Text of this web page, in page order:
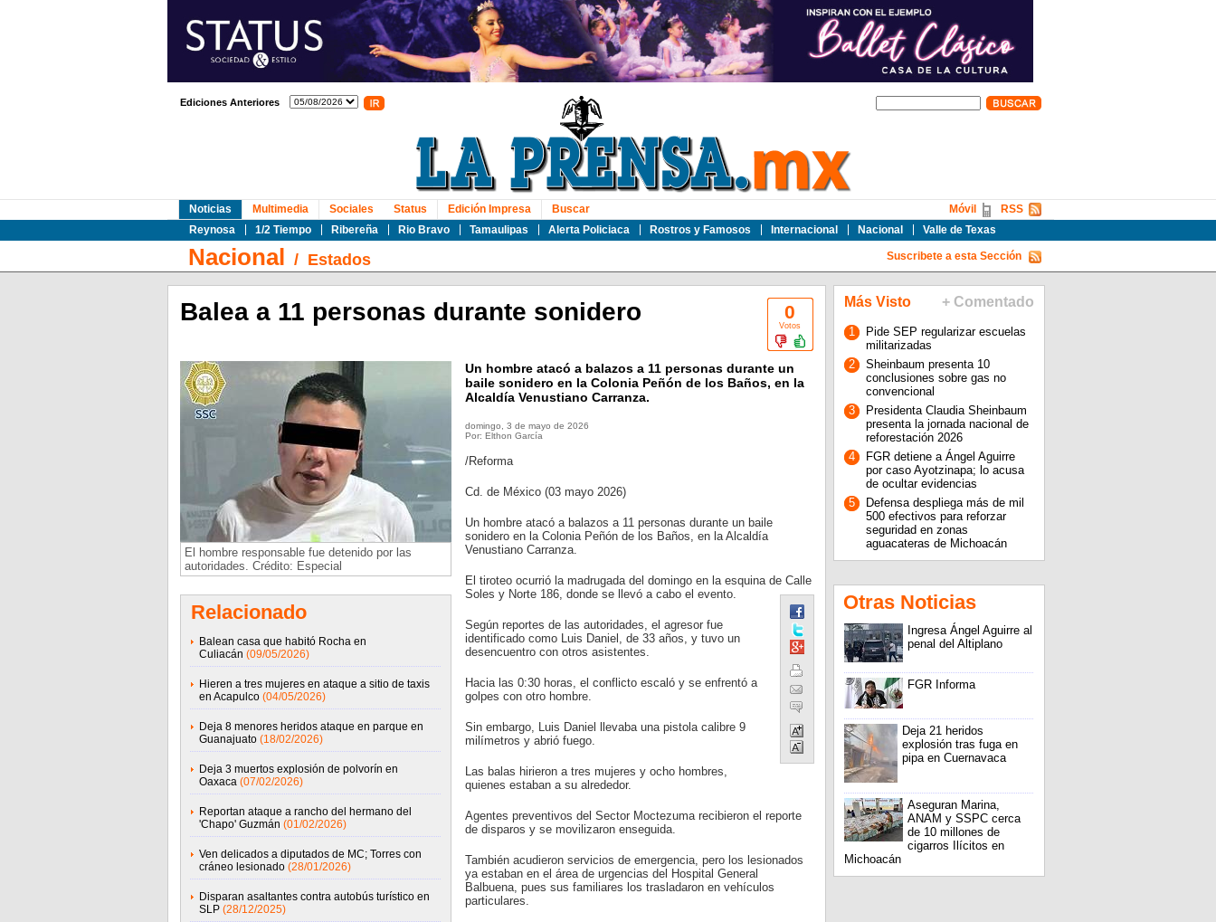
Ediciones Anteriores
Noticias
Reynosa
1/2 Tiempo Ribereña Rio Bravo Tamaulipas Alerta Policiaca Rostros y Famosos Internacional Nacional Valle de Texas
Multimedia Sociales Status Edición Impresa Buscar RSS
Móvil
Nacional / Estados Suscribete a esta Sección
0
Votos
Balea a 11 personas durante sonidero
El hombre responsable fue detenido por las
autoridades. Crédito: Especial
Relacionado
Balean casa que habitó Rocha en
Culiacán (09/05/2026)
Hieren a tres mujeres en ataque a sitio de taxis
en Acapulco (04/05/2026)
Deja 8 menores heridos ataque en parque en
Guanajuato (18/02/2026)
Deja 3 muertos explosión de polvorín en
Oaxaca (07/02/2026)
Reportan ataque a rancho del hermano del
'Chapo' Guzmán (01/02/2026)
Ven delicados a diputados de MC; Torres con
cráneo lesionado (28/01/2026)
Disparan asaltantes contra autobús turístico en
SLP (28/12/2025)
Un hombre atacó a balazos a 11 personas durante un
baile sonidero en la Colonia Peñón de los Baños, en la
Alcaldía Venustiano Carranza.
domingo, 3 de mayo de 2026
Por: Elthon García
/Reforma
Cd. de México (03 mayo 2026)
Un hombre atacó a balazos a 11 personas durante un baile
sonidero en la Colonia Peñón de los Baños, en la Alcaldía
Venustiano Carranza.
El tiroteo ocurrió la madrugada del domingo en la esquina de Calle
Soles y Norte 186, donde se llevó a cabo el evento.
Según reportes de las autoridades, el agresor fue
identificado como Luis Daniel, de 33 años, y tuvo un
desencuentro con otros asistentes.
Hacia las 0:30 horas, el conflicto escaló y se enfrentó a
golpes con otro hombre.
Sin embargo, Luis Daniel llevaba una pistola calibre 9
milímetros y abrió fuego.
Las balas hirieron a tres mujeres y ocho hombres,
quienes estaban a su alrededor.
Agentes preventivos del Sector Moctezuma recibieron el reporte
de disparos y se movilizaron enseguida.
También acudieron servicios de emergencia, pero los lesionados
ya estaban en el área de urgencias del Hospital General
Balbuena, pues sus familiares los trasladaron en vehículos
particulares.
Más Visto + Comentado
1
Pide SEP regularizar escuelas
militarizadas
2
Sheinbaum presenta 10
conclusiones sobre gas no
convencional
3
Presidenta Claudia Sheinbaum
presenta la jornada nacional de
reforestación 2026
4
FGR detiene a Ángel Aguirre
por caso Ayotzinapa; lo acusa
de ocultar evidencias
5
Defensa despliega más de mil
500 efectivos para reforzar
seguridad en zonas
aguacateras de Michoacán
Otras Noticias
Ingresa Ángel Aguirre al
penal del Altiplano
FGR Informa
Deja 21 heridos
explosión tras fuga en
pipa en Cuernavaca
Aseguran Marina,
ANAM y SSPC cerca
de 10 millones de
cigarros Ilícitos en
Michoacán